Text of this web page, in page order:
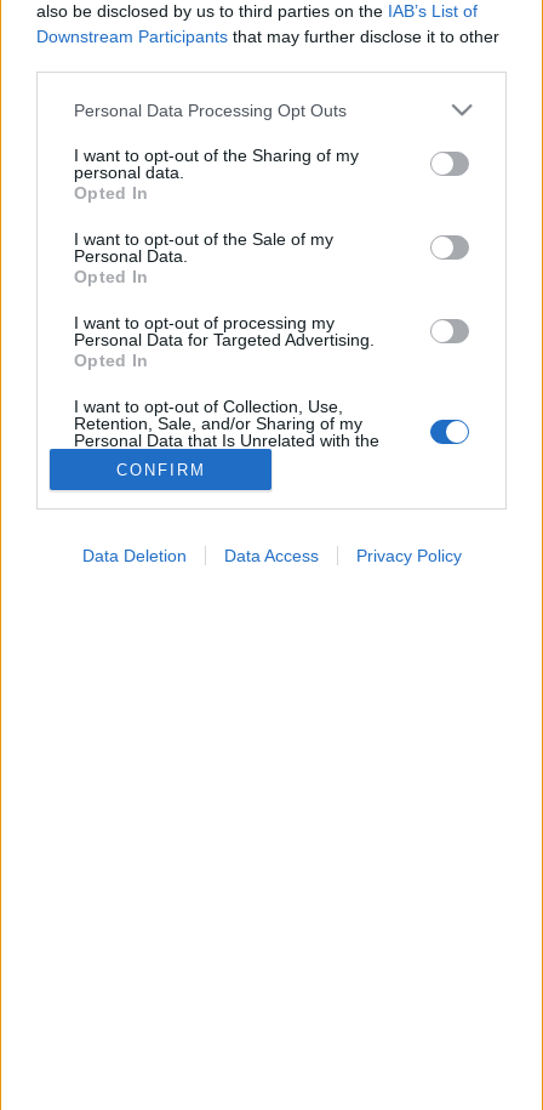
also be disclosed by us to third parties on the IAB’s List of
Downstream Participants that may further disclose it to other
Please note that this website/app uses one or more Google
not limited to your visit or usage behaviour. You may click to
grant or deny consent to Google and its third-party tags to
use your data for below specified purposes in below Google
consent section.
Personal Data Processing Opt Outs
I want to opt-out of the Sharing of my
personal data.
Opted In
I want to opt-out of the Sale of my
Personal Data.
Opted In
I want to opt-out of processing my
Personal Data for Targeted Advertising.
Opted In
I want to opt-out of Collection, Use,
Retention, Sale, and/or Sharing of my
Personal Data that Is Unrelated with the
Purposes for which it was collected.
Opted Out
CONFIRM
Data Deletion Data Access Privacy Policy
Tünet
Kezelés
Életmódváltás
Kutatás
Prevenció
Hírek
Videók
#allergia#influenza
#pajzsmirigy#reflux#ekcéma#herpesz
Regisztráció
Archívum 2026-05-30